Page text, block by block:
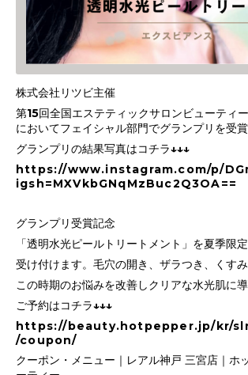
株式会社リツビ主催
第15回全国エステティックサロンビューティ
においてフェイシャル部門でグランプリを受賞
グランプリの結果写真はコチラ↓↓↓
https://www.instagram.com/p/
igsh=MXVkbGNqMzBuc2Q3OA==
グランプリ受賞記念
「透明水光ピールトリートメント」を夏季限
受け付けます。毛穴の開き、ザラつき、くすみ
この時期のお悩みを改善しクリアな水光肌に導
ご予約はコチラ↓↓↓
https://beauty.hotpepper.jp/kr/
/coupon/
クーポン・メニュー｜レアル神戸 三宮店｜ホ